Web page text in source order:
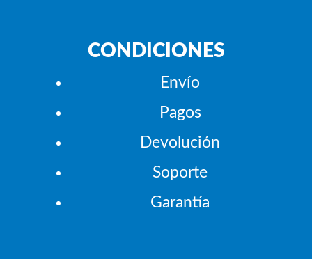
CONDICIONES
Envío
Pagos
Devolución
Soporte
Garantía